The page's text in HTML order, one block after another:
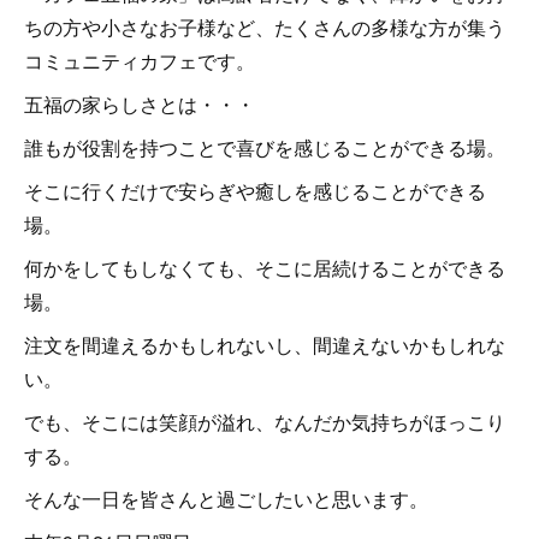
ちの方や小さなお子様など、たくさんの多様な方が集う
コミュニティカフェです。
五福の家らしさとは・・・
誰もが役割を持つことで喜びを感じることができる場。
そこに行くだけで安らぎや癒しを感じることができる
場。
何かをしてもしなくても、そこに居続けることができる
場。
注文を間違えるかもしれないし、間違えないかもしれな
い。
でも、そこには笑顔が溢れ、なんだか気持ちがほっこり
する。
そんな一日を皆さんと過ごしたいと思います。